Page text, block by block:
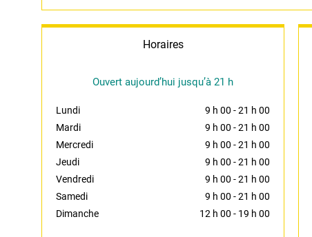
Horaires
Ouvert aujourd’hui jusqu’à 21 h
Lundi 9 h 00 -21 h 00
Mardi
9 h 00 -21 h 00
Mercredi
9 h 00 -21 h 00
Jeudi
9 h 00 -21 h 00
Vendredi
9 h 00 -21 h 00
Samedi
9 h 00 -21 h 00
Dimanche
12 h 00 - 19 h 00